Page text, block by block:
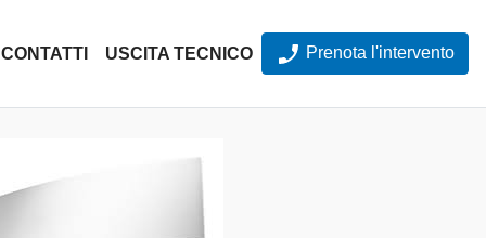
CONTATTI USCITA TECNICO Prenota l'intervento